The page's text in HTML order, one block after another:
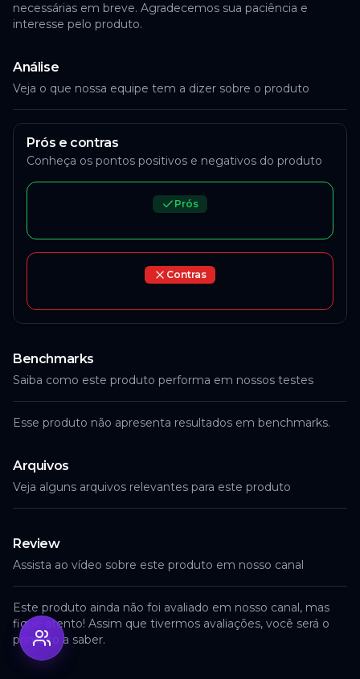
necessárias em breve. Agradecemos sua paciência e
interesse pelo produto.
Análise
Veja o que nossa equipe tem a dizer sobre o produto
Prós e contras
Conheça os pontos positivos e negativos do produto
Prós
Contras
Benchmarks
Saiba como este produto performa em nossos testes
Esse produto não apresenta resultados em benchmarks.
Arquivos
Veja alguns arquivos relevantes para este produto
Review
Assista ao vídeo sobre este produto em nosso canal
Este produto ainda não foi avaliado em nosso canal, mas
fique atento! Assim que tivermos avaliações, você será o
primeiro a saber.